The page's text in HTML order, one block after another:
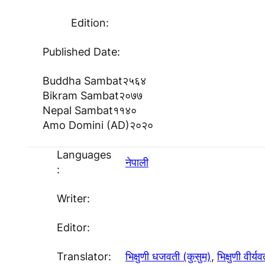
Edition:
Published Date:
Buddha Sambat२५६४
Bikram Sambat२०७७
Nepal Sambat११४०
Amo Domini (AD)२०२०
Languages
:
नेपाली
Writer:
Editor:
Translator: भिक्षुणी धजवती (कुसुम), भिक्षुणी